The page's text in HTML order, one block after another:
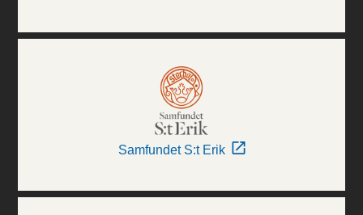
Samfundet S:t Erik